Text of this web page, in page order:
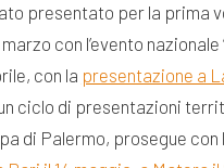
presentato per la prima
con l’evento nazionale
con la presentazione a
ciclo di presentazioni
di Palermo, prosegue con